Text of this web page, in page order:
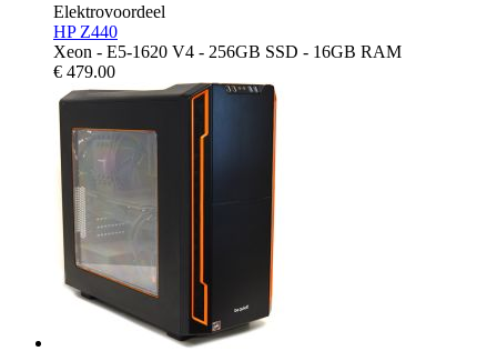
Elektrovoordeel
HP Z440
Xeon - E5-1620 V4 - 256GB SSD - 16GB RAM
€ 479.00